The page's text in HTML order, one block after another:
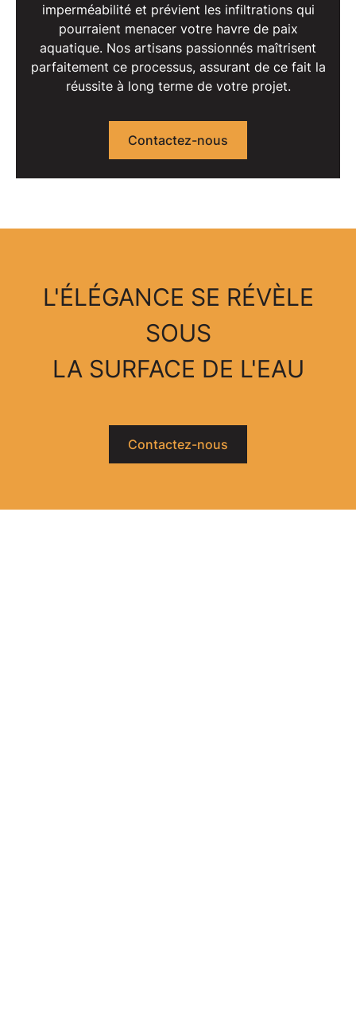
imperméabilitéet prévient les infiltrations qui
pourraient menacer votre havre de paix
aquatique. Nos artisans passionnés maîtrisent
parfaitement ce processus, assurant de ce fait la
réussite à long terme de votre projet.
Contactez-nous
L'ÉLÉGANCE SE RÉVÈLE
SOUS
LA SURFACE DE L'EAU
Contactez-nous